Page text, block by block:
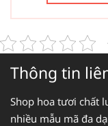
Thông tin
Shop hoa tươi chất
nhiều mẫu mã đa